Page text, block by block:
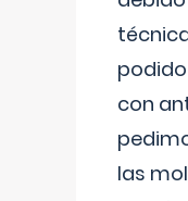
con
las